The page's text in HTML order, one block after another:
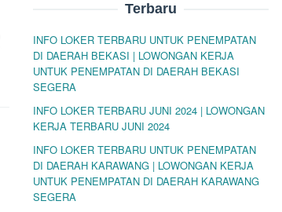
Terbaru
INFO LOKER TERBARU UNTUK PENEMPATAN
DI DAERAH BEKASI | LOWONGAN KERJA
UNTUK PENEMPATAN DI DAERAH BEKASI
SEGERA
INFO LOKER TERBARU JUNI 2024 | LOWONGAN
KERJA TERBARU JUNI 2024
INFO LOKER TERBARU UNTUK PENEMPATAN
DI DAERAH KARAWANG | LOWONGAN KERJA
UNTUK PENEMPATAN DI DAERAH KARAWANG
SEGERA